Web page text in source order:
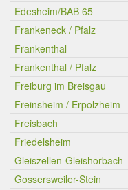
Edesheim/BAB 65
Frankeneck / Pfalz
Frankenthal
Frankenthal / Pfalz
Freiburg im Breisgau
Freinsheim / Erpolzheim
Freisbach
Friedelsheim
Gleiszellen-Gleishorbach
Gossersweiler-Stein